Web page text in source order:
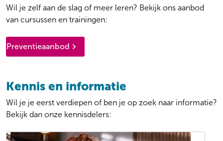
Wil je zelf aan de slag of meer leren? Bekijk ons aanbod
van cursussen en trainingen:
Preventieaanbod
Kennis en informatie
Wil je je eerst verdiepen of ben je op zoek naar informatie?
Bekijk dan onze kennisdelers: